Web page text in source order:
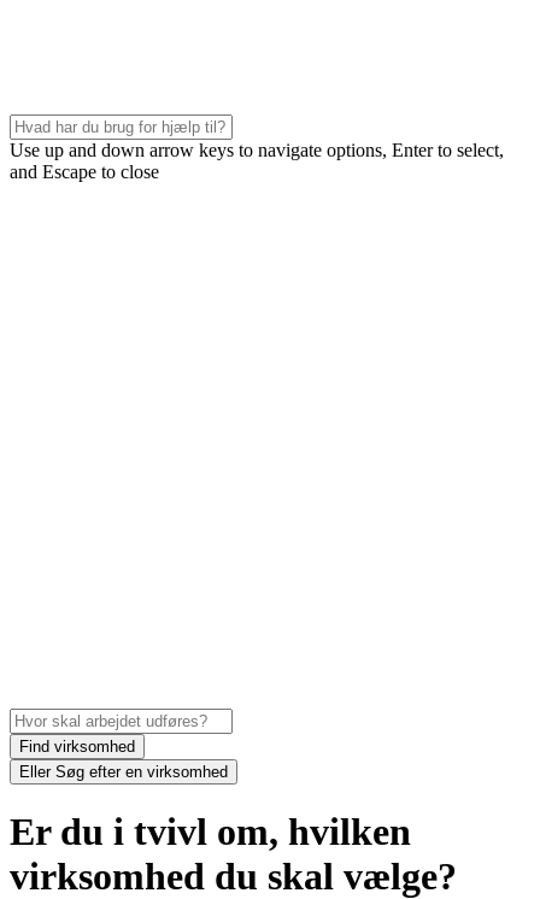
Use up and down arrow keys to navigate options, Enter to select,
and Escape to close
Find virksomhed
Eller Søg efter en virksomhed
Er du i tvivl om, hvilken
virksomhed du skal vælge?